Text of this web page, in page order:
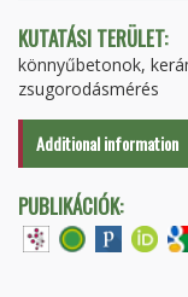
KUTATÁSI TERÜLET:
könnyűbetonok,
zsugorodásmérés
Additional information
PUBLIKÁCIÓK: